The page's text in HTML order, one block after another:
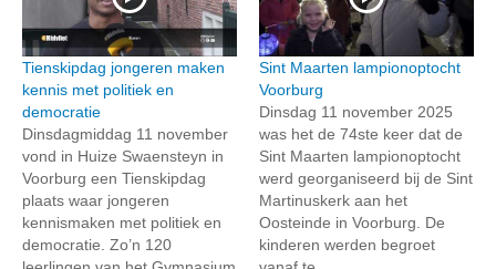
Tienskipdag jongeren maken
kennis met politiek en
democratie
Dinsdagmiddag 11 november
vond in Huize Swaensteyn in
Voorburg een Tienskipdag
plaats waar jongeren
kennismaken met politiek en
democratie. Zo’n 120
Sint Maarten lampionoptocht
Voorburg
Dinsdag 11 november 2025
was het de 74ste keer dat de
Sint Maarten lampionoptocht
werd georganiseerd bij de Sint
Martinuskerk aan het
Oosteinde in Voorburg. De
kinderen werden begroet